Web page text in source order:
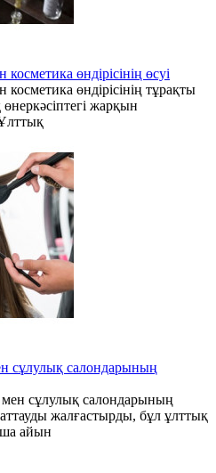
өндірісінің өсуі
өндірісінің тұрақты
жарқын
сұлулық салондарының
мен сұлулық салондарының
жалғастырды, бұл ұлттық
айын